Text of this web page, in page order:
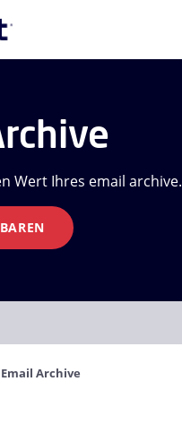
Wert Ihres email archive.
Email Archive